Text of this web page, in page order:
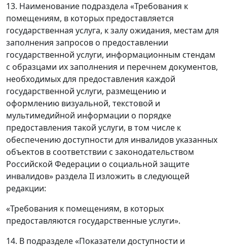
13. Наименование подраздела «Требования к
помещениям, в которых предоставляется
государственная услуга, к залу ожидания, местам для
заполнения запросов о предоставлении
государственной услуги, информационным стендам
с образцами их заполнения и перечнем документов,
необходимых для предоставления каждой
государственной услуги, размещению и
оформлению визуальной, текстовой и
мультимедийной информации о порядке
предоставления такой услуги, в том числе к
обеспечению доступности для инвалидов указанных
объектов в соответствии с законодательством
Российской Федерации о социальной защите
инвалидов» раздела II изложить в следующей
редакции:
«Требования к помещениям, в которых
предоставляются государственные услуги».
14. В подразделе «Показатели доступности и